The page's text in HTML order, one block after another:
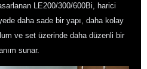
LE200/300/600Bi, harici
daha sade bir yapı, daha kolay
ve set üzerinde daha düzenli bir
sunar.